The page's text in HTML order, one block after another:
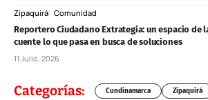
Zipaquirá Comunidad
Reportero Ciudadano Extrategia: un espacio de
cuente lo que pasa en busca de soluciones
11 Julio, 2026
Categorías: Cundinamarca Zipaquirá